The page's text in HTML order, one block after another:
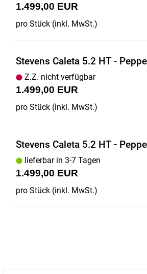
1.499,00 EUR
pro Stück (inkl. MwSt.)
Stevens Caleta 5.2 HT -
Z.Z. nicht verfügbar
1.499,00 EUR
pro Stück (inkl. MwSt.)
Stevens Caleta 5.2 HT -
lieferbar in 3-7 Tagen
1.499,00 EUR
pro Stück (inkl. MwSt.)